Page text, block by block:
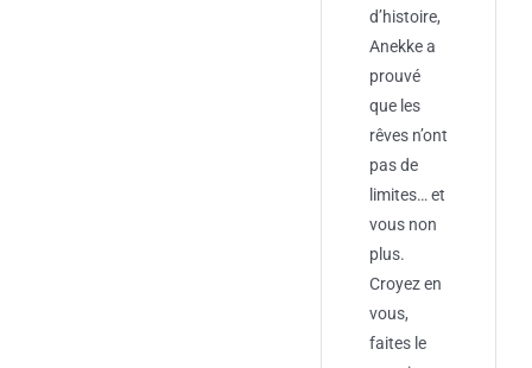
d’histoire,
Anekke a
prouvé
que les
rêves n’ont
pas de
limites… et
vous non
plus.
Croyez en
vous,
faites le